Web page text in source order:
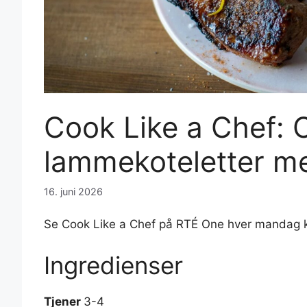
Cook Like a Chef:
lammekoteletter
16. juni 2026
Se Cook Like a Chef på RTÉ One hver mandag
Ingredienser
Tjener 3-4